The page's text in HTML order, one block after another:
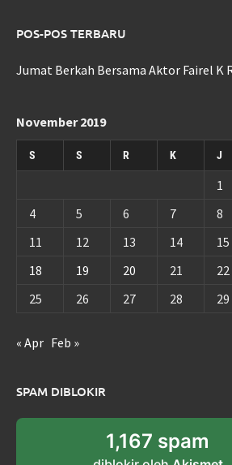
POS-POS TERBARU
Jumat Berkah Bersama Aktor Fairel K
November 2019
S S R K J
1
4
5 6 7 8
11
12 13 14 15
18
19 20 21 22
25
26 27 28 29
« Apr Feb »
SPAM DIBLOKIR
1,167 spam